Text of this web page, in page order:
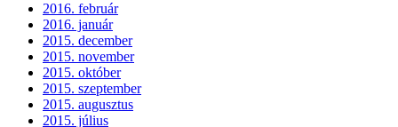
2016. február
2016. január
2015. december
2015. november
2015. október
2015. szeptember
2015. augusztus
2015. július